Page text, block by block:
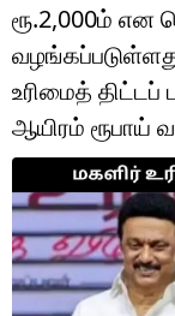
டெக்னாலஜி
ஆன்மீகம்
வைரல்
ஹெஃல்த்
ஷார்ட் வீடியோஸ்
வலை கதைகள்
ரூ.2,000ம் என
உரிமைத்
ஆயிரம் ரூபாய்